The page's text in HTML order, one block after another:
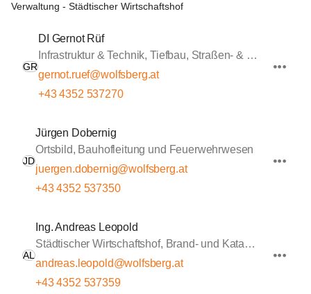
Verwaltung - Städtischer Wirtschaftshof
GR
DI Gernot Rüf
Infrastruktur & Technik, Tiefbau, Straßen- & Wasserbau
gernot.ruef@wolfsberg.at
+43 4352 537270
JD
Jürgen Dobernig
Ortsbild, Bauhofleitung und Feuerwehrwesen
juergen.dobernig@wolfsberg.at
+43 4352 537350
AL
Ing. Andreas Leopold
Städtischer Wirtschaftshof, Brand- und Katastrophenschutz, Sportstätten
andreas.leopold@wolfsberg.at
+43 4352 537359